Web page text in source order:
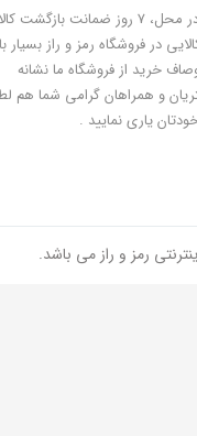
فروشگاه رمز و راز به عنوان یکی از قدیمی‌ترین فروشگاه های اینترنتی با بیش از یک دهه تجربه، با پایبندی به سه اصل کلیدی، پرداخت در محل، 7 روز
در فروشگاه رمز و راز بسیار
خرید از فروشگاه ما نشانه
سعی خواهیم کرد رضایت شما را به صورت 100% جلب نماییم .مشتریان و همراهان گرامی
یاری نمایید .
رمز و راز می باشد.